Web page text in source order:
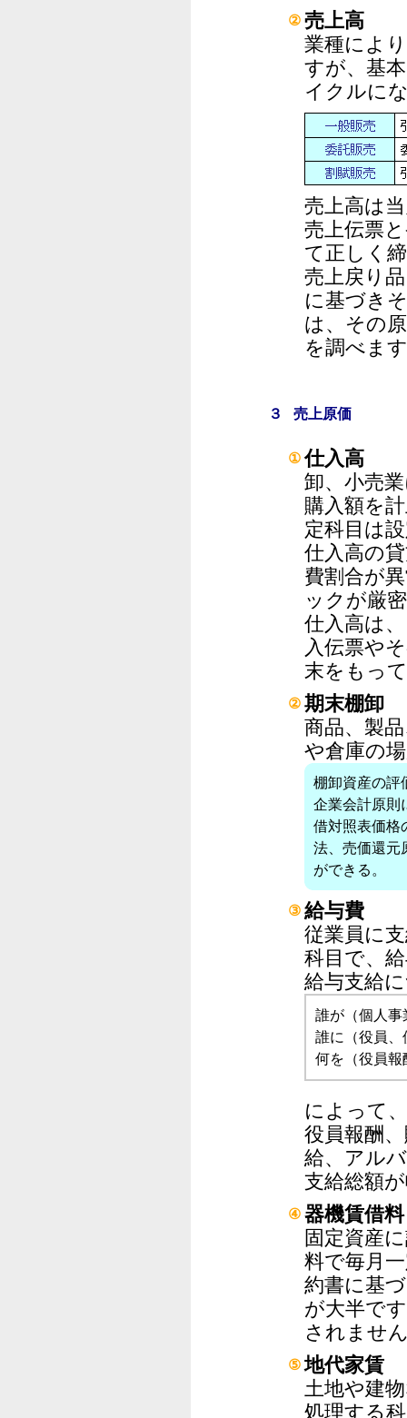
② 売上高
業種によ
すが、基
イクルに
売上高は
売上伝票
て正しく
売上戻り
に基づき
は、その
を調べま
３ 売上原価
① 仕入高
卸、小売
購入額を
定科目は
仕入高の
費割合が
ックが厳
仕入高は
入伝票や
末をもっ
② 期末棚卸
商品、製
や倉庫の
棚卸資産の評
企業会計原則
借対照表価格
法、売価還元
ができる。
③ 給与費
従業員に
科目で、
給与支給
誰が（個人事
誰に（役員、
何を（役員報
によって
役員報酬
給、アル
支給総額
④ 器機賃借料
固定資産
料で毎月
約書に基
が大半で
されませ
⑤ 地代家賃
土地や建
処理する